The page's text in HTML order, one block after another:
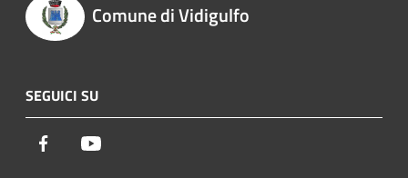
Comune di Vidigulfo
SEGUICI SU
Facebook